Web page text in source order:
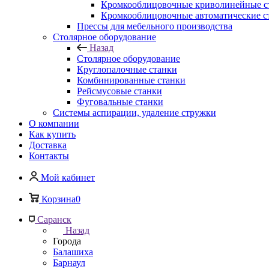
Кромкооблицовочные криволинейные
Кромкооблицовочные автоматические
Прессы для мебельного производства
Столярное оборудование
Назад
Столярное оборудование
Круглопалочные станки
Комбинированные станки
Рейсмусовые станки
Фуговальные станки
Системы аспирации, удаление стружки
О компании
Как купить
Доставка
Контакты
Мой кабинет
Корзина0
Саранск
Назад
Города
Балашиха
Барнаул